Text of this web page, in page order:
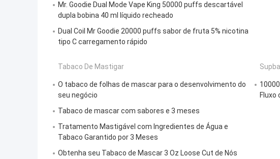
Mr. Goodie Dual Mode Vape King 50000 puffs descartável
dupla bobina 40 ml líquido recheado
Dual Coil Mr Goodie 20000 puffs sabor de fruta 5% nicotina
tipo C carregamento rápido
Tabaco De Mastigar
O tabaco de folhas de mascar para o desenvolvimento do
seu negócio
Tabaco de mascar com sabores e 3 meses
Tratamento Mastigável com Ingredientes de Água e
Tabaco Garantido por 3 Meses
Obtenha seu Tabaco de Mascar 3 Oz Loose Cut de Nós
Fluxo